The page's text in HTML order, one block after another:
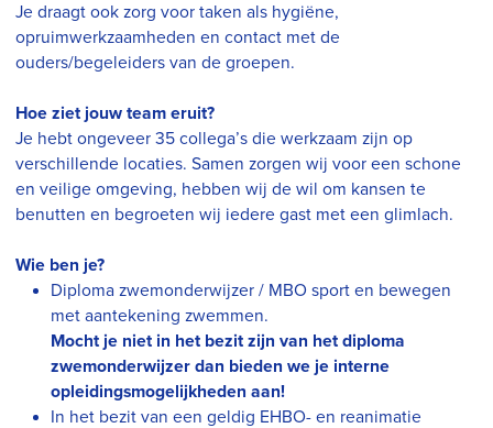
Je draagt ook zorg voor taken als hygiëne,
opruimwerkzaamheden en contact met de
ouders/begeleiders van de groepen.
Hoe ziet jouw team eruit?
Je hebt ongeveer 35 collega’s die werkzaam zijn op
verschillende locaties. Samen zorgen wij voor een schone
en veilige omgeving, hebben wij de wil om kansen te
benutten en begroeten wij iedere gast met een glimlach.
Wie ben je?
Diploma zwemonderwijzer / MBO sport en bewegen
met aantekening zwemmen.
Mocht je niet in het bezit zijn van het diploma
zwemonderwijzer dan bieden we je interne
opleidingsmogelijkheden aan!
In het bezit van een geldig EHBO- en reanimatie